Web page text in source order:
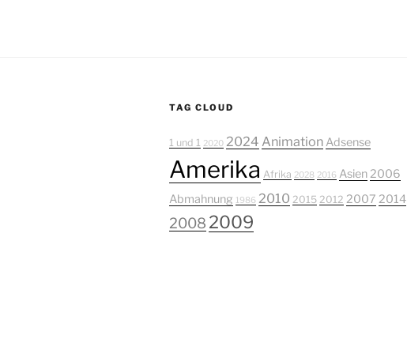
TAG CLOUD
1 und 1 2020 2024 Animation Adsense
Amerika Afrika 2028 2016 Asien2006
Abmahnung 1986 2010 2015 2012 2007 2014
2008 2009